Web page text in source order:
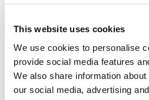
This website uses cookies
We use cookies to personalise
provide social media features
We also share information
our social media, advertising
Diese und weitere Fragen diskutierten
TeilnehmerInnen des Programms
Kulturschaffende im Frankfurter
Deutsche Börse Residency Program
Erfahrung mit seinem Residency
Seit dem Jahr 1990 unterhält das
Main das Artist in Residence Program